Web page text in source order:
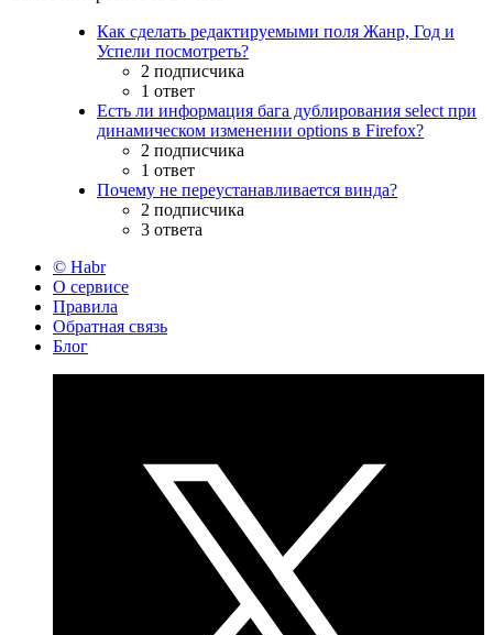
Как сделать редактируемыми поля Жанр, Год и
Успели посмотреть?
2 подписчика
1 ответ
Есть ли информация бага дублирования select при
динамическом изменении options в Firefox?
2 подписчика
1 ответ
Почему не переустанавливается винда?
2 подписчика
3 ответа
© Habr
О сервисе
Правила
Обратная связь
Блог